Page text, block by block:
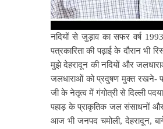
नदियों से जुड़ाव का सफर वर्ष
पत्रकारिता की पढ़ाई के दौरान भी
मुझे देहरादून की नदियों और
जलधाराओं को प्रदुषण मुक्त रखने-
जी के नेतृत्व में गंगोत्री से दिल्ली
पहाड़ के प्राकृतिक जल संसाधनों
आज भी जनपद चमोली, देहरादून,